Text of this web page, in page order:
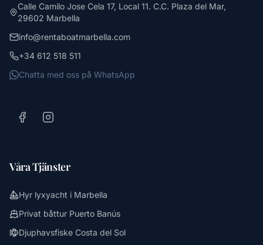
Calle Camilo Jose Cela 17, Local 11. C.C. Plaza del Mar,
29602 Marbella
info@rentaboatmarbella.com
+34 612 518 511
Chatta med oss på WhatsApp
Våra Tjänster
Hyr lyxyacht i Marbella
Privat båttur Puerto Banús
Djuphavsfiske Costa del Sol